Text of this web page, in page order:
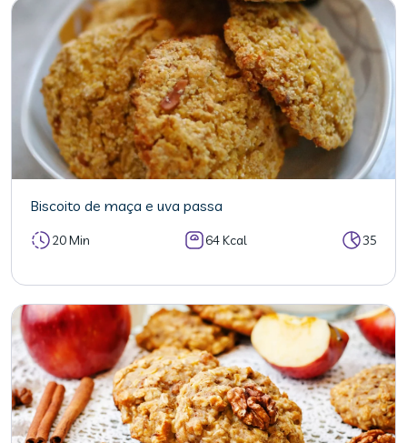
Biscoito de maça e uva passa
20 Min 64 Kcal 35